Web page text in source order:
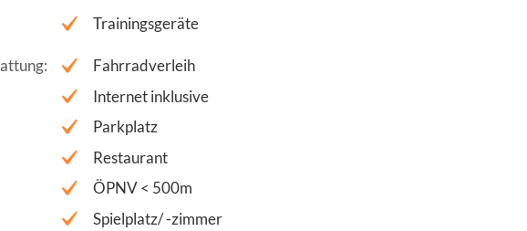
Trainingsgeräte
Fahrradverleih
Internet inklusive
Parkplatz
Restaurant
ÖPNV < 500m
Spielplatz/ -zimmer